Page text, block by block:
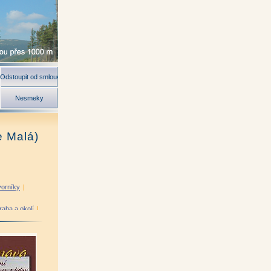
Odstoupit od smlouvy
Nesmeky
Malá)
|
a okolí |
Flora|
|